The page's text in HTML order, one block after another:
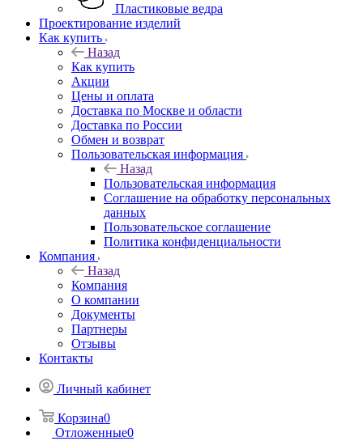
Пластиковые ведра
Проектирование изделий
Как купить
Назад
Как купить
Акции
Цены и оплата
Доставка по Москве и области
Доставка по России
Обмен и возврат
Пользовательская информация
Назад
Пользовательская информация
Соглашение на обработку персональных
данных
Пользовательское соглашение
Политика конфиденциальности
Компания
Назад
Компания
О компании
Документы
Партнеры
Отзывы
Контакты
Личный кабинет
Корзина0
Отложенные0